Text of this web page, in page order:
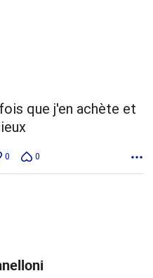
que j'en achète et
0 0